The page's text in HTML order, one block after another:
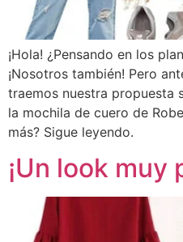
¡Hola! ¿Pensando en los
¡Nosotros también! Pero
traemos nuestra propuesta
la mochila de cuero de
más? Sigue leyendo.
¡Un look muy